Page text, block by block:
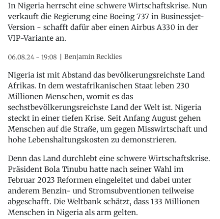
In Nigeria herrscht eine schwere Wirtschaftskrise. Nun
verkauft die Regierung eine Boeing 737 in Businessjet-
Version - schafft dafür aber einen Airbus A330 in der
VIP-Variante an.
06.08.24 - 19:08 Benjamin Recklies
Nigeria ist mit Abstand das bevölkerungsreichste Land
Afrikas. In dem westafrikanischen Staat leben 230
Millionen Menschen, womit es das
sechstbevölkerungsreichste Land der Welt ist. Nigeria
steckt in einer tiefen Krise. Seit Anfang August gehen
Menschen auf die Straße, um gegen Misswirtschaft und
hohe Lebenshaltungskosten zu demonstrieren.
Denn das Land durchlebt eine schwere Wirtschaftskrise.
Präsident Bola Tinubu hatte nach seiner Wahl im
Februar 2023 Reformen eingeleitet und dabei unter
anderem Benzin- und Stromsubventionen teilweise
abgeschafft. Die Weltbank schätzt, dass 133 Millionen
Menschen in Nigeria als arm gelten.